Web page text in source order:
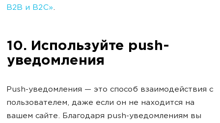
B2B и B2C».
10. Используйте push-
уведомления
Push-уведомления — это способ взаимодействия с
пользователем, даже если он не находится на
вашем сайте. Благодаря push-уведомлениям вы